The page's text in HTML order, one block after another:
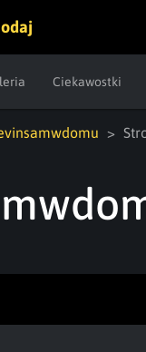
Ciekawostki